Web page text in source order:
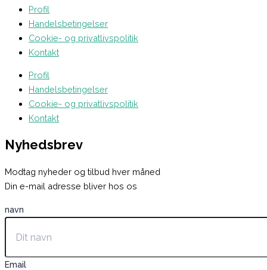
Profil
Handelsbetingelser
Cookie- og privatlivspolitik
Kontakt
Profil
Handelsbetingelser
Cookie- og privatlivspolitik
Kontakt
Nyhedsbrev
Modtag nyheder og tilbud hver måned
Din e-mail adresse bliver hos os
navn
Email